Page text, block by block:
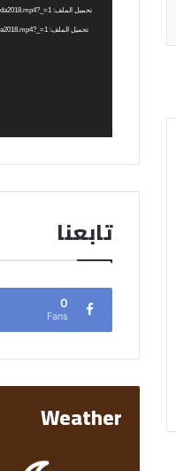
الفيديوتحميل الملف: https://7areer.com/wp-content/uploads/2019/02/voda2018.mp4?_=1
تحميل الملف: http://7areer.com/wp-content/uploads/2019/02/voda2018.mp4?_=1
تابعنا
0
Fans
Weather